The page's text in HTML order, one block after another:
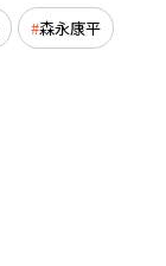
森永康平